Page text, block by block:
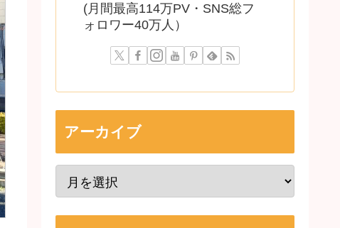
(月間最高114万PV・SNS総フ
ォロワー40万人）
アーカイブ